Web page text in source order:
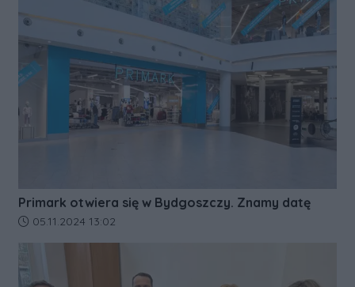
Primark otwiera się w Bydgoszczy. Znamy datę
Data dodania artykułu:
05.11.2024 13:02